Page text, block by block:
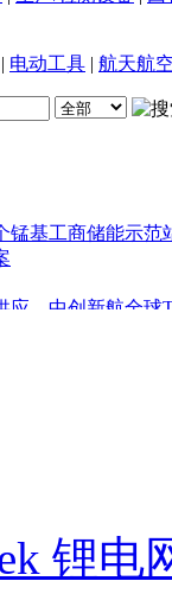
| 电动工具 | 航天航
锰基工商储能示范
应，中创新航全球
锂电